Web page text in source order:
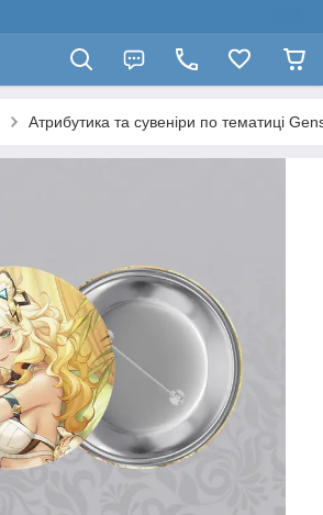
Атрибутика та сувеніри по тематиці